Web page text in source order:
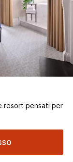
resort pensati per